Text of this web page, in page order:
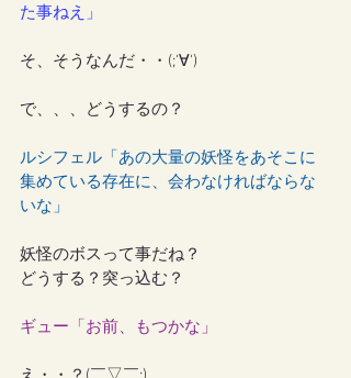
た事ねえ」
そ、そうなんだ・・(;'∀')
で、、、どうするの？
ルシフェル「あの大量の妖怪をあそこに
集めている存在に、会わなければならな
いな」
妖怪のボスって事だね？
どうする？突っ込む？
ギュー「お前、もつかな」